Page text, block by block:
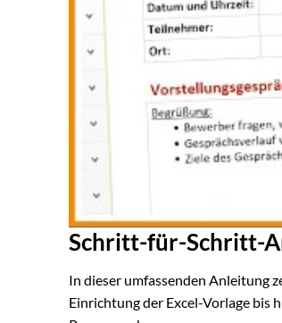
Schritt-für-Schritt-
In dieser umfassenden Anleitung
Einrichtung der Excel-Vorlage